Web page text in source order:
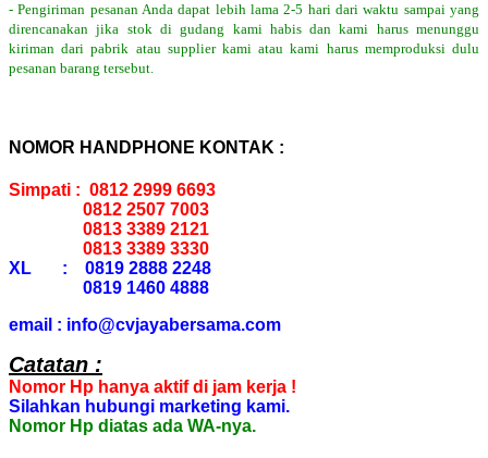
- Pengiriman pesanan Anda dapat lebih lama 2-5 hari dari waktu sampai yang
direncanakan jika stok di gudang kami habis dan kami harus menunggu
kiriman dari pabrik atau supplier kami atau kami harus memproduksi dulu
pesanan barang tersebut.
NOMOR HANDPHONE KONTAK :
Simpati : 0812 2999 6693
0812 2507 7003
0813 3389 2121
0813 3389 3330
XL : 0819 2888 2248
0819 1460 4888
email : info@cvjayabersama.com
Catatan :
Nomor Hp hanya aktif di jam kerja !
Silahkan hubungi marketing kami.
Nomor Hp diatas ada WA-nya.